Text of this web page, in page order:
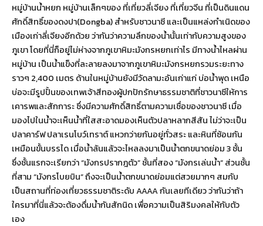
หมู่บ้านน้ำหยก หมู่บ้านเล็กๆของ ที่เที่ยวลี่เจียง ที่เที่ยวจีน ที่เป็นดินแดน
ศักดิ์สิทธิ์ของดงปา(Dongba) สำหรับชาวนาซี และเป็นแหล่งกำเนิดของ
เมืองเก่าลี่เจียงอีกด้วย ว่ากันว่าความลึกของน้ำนั้นเท่ากับความสูงของ
ภูเขา โดยที่นี่ก็อยู่ไม่ห่างจากภูเขาหิมะมังกรหยกเท่าไร มีทางน้ำไหลผ่าน
หมู่บ้าน เป็นน้ำแข็งที่ละลายลงมาจากภูเขาหิมะมังกรหยกรวมระยะทาง
ราวๆ 2,400 เมตร ด้านในหมู่บ้านยังมีวัดลามะอันเก่าแก่ บ่อน้ำพุด เหนือ
บ่อจะมีรูปปั้นของเทพเจ้าสีทองผู้ปกปักรักษาธรรมชาติที่ชาวนาซีให้การ
เคารพและสักการะ ซึ่งมีความศักดิ์สิทธิ์ตามความเชื่อของชาวนาซี เมื่อ
มองไปในน้ำจะเห็นน้ำที่ใสสะอาดมองเห็นตัวปลาหลากสีสัน ไม่ว่าจะเป็น
ปลาคาร์ฟ ปลาเรนโบว์เทราต์ แหวกว่ายกันอยู่ทั่วสระ และหินที่ซ้อนกัน
เหมือนขั้นบรรได เมื่อน้ำล้นแล้วจะไหลลงมาเป็นน้ำตกขนาดย่อม 3 ชั้น
ซึ่งชั้นแรกจะเรียกว่า “มังกรปรากฎตัว” ชั้นที่สอง “มังกรเล่นน้ำ” ส่วนชั้น
ที่สาม “มังกรโบยบิน” ถึงจะเป็นน้ำตกขนาดย่อมแต่สวยมากๆ สมกับ
เป็นสถานที่ท่องเที่ยวธรรมชาติระดับ AAAA กันเลยทีเดียว ว่ากันว่าถ้า
ใครมาที่นี่แล้วจะต้องดื่มน้ำกันสักนิด เพื่อความเป็นสิริมงคลให้กับตัว
เอง